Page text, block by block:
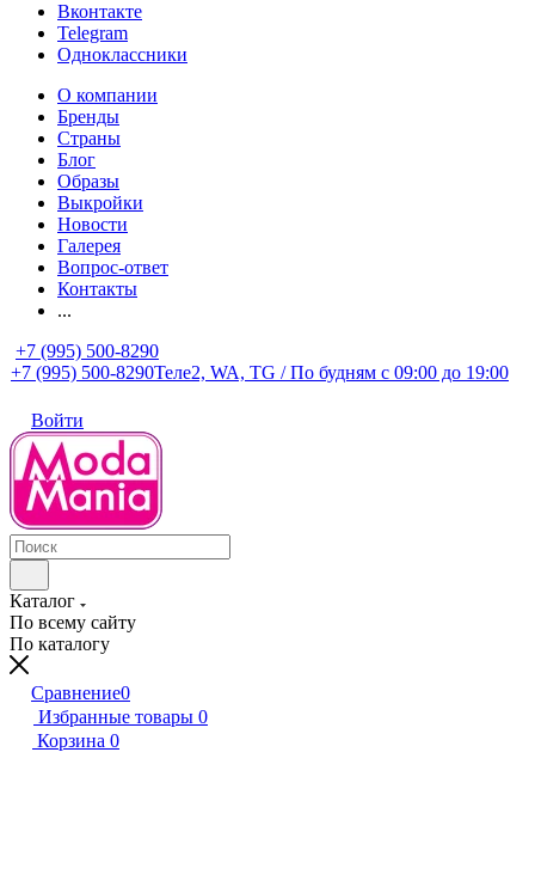
Вконтакте
Telegram
Одноклассники
О компании
Бренды
Страны
Блог
Образы
Выкройки
Новости
Галерея
Вопрос-ответ
Контакты
...
+7 (995) 500-8290
+7 (995) 500-8290Теле2, WA, TG / По будням c 09:00 до 19:00
Войти
Каталог
По всему сайту
По каталогу
Сравнение0
Избранные товары 0
Корзина 0